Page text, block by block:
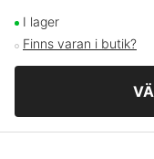
125 x 1,0 x 22,23
I lager
Finns varan i butik?